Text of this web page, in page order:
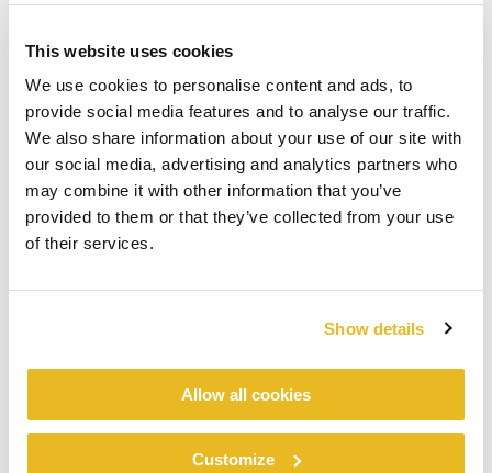
This website uses cookies
We use cookies to personalise content and ads, to
provide social media features and to analyse our traffic.
We also share information about your use of our site with
our social media, advertising and analytics partners who
may combine it with other information that you’ve
provided to them or that they’ve collected from your use
of their services.
Show details
Allow all cookies
Customize